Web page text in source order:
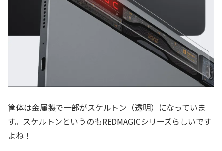
筐体は金属製で一部がスケルトン（透明）になっていま
す。スケルトンというのもREDMAGICシリーズらしいです
よね！